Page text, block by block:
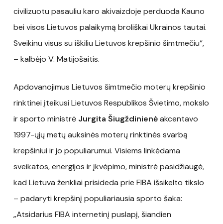
civilizuotu pasauliu karo akivaizdoje perduoda Kauno
bei visos Lietuvos palaikymą broliškai Ukrainos tautai.
Sveikinu visus su iškiliu Lietuvos krepšinio šimtmečiu“,
– kalbėjo V. Matijošaitis.
Apdovanojimus Lietuvos šimtmečio moterų krepšinio
rinktinei įteikusi Lietuvos Respublikos Švietimo, mokslo
ir sporto ministrė Jurgita Šiugždinienėakcentavo
1997-ųjų metų auksinės moterų rinktinės svarbą
krepšiniui ir jo populiarumui. Visiems linkėdama
sveikatos, energijos ir įkvėpimo, ministrė pasidžiaugė,
kad Lietuva ženkliai prisideda prie FIBA išsikelto tikslo
– padaryti krepšinį populiariausia sporto šaka:
„Atsidarius FIBA internetinį puslapį, šiandien